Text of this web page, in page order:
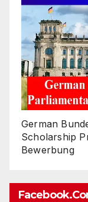
German
Scholarship
Bewerbung